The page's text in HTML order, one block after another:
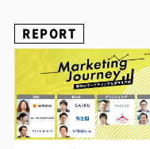
REPORT